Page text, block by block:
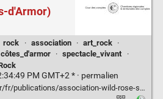
d'Armor)
rock · association · art_rock
·
côtes_d'armor · spectacle_vivant
·
PM GMT+2 * · permalien
association-wild-rose-saint-brieuc-cotes-darmor-0